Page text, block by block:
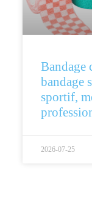
Bandage
bandage
sportif,
2026-07-25